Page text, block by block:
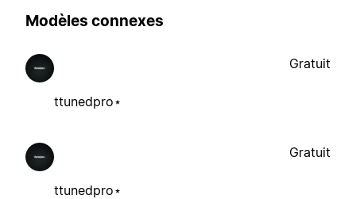
Modèles connexes
ttunedpro⋆
Gratuit
ttunedpro⋆
Gratuit